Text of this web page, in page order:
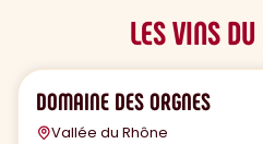
LES VINS
DOMAINE DES ORGNES
Vallée du Rhône